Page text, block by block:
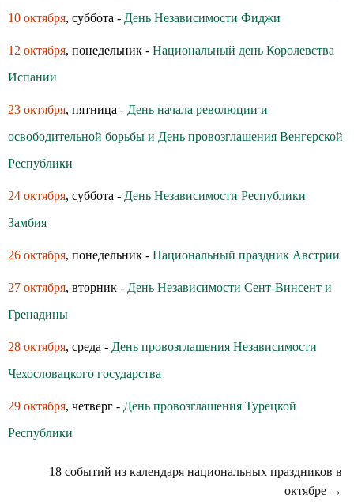
10 октября, суббота - День Независимости Фиджи
12 октября, понедельник - Национальный день Королевства
Испании
23 октября, пятница - День начала революции и
освободительной борьбы и День провозглашения Венгерской
Республики
24 октября, суббота - День Независимости Республики
Замбия
26 октября, понедельник - Национальный праздник Австрии
27 октября, вторник - День Независимости Сент-Винсент и
Гренадины
28 октября, среда - День провозглашения Независимости
Чехословацкого государства
29 октября, четверг - День провозглашения Турецкой
Республики
18 событий из календаря национальных праздников в
октябре →